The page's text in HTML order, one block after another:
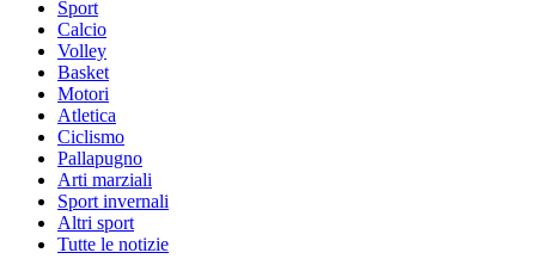
Sport
Calcio
Volley
Basket
Motori
Atletica
Ciclismo
Pallapugno
Arti marziali
Sport invernali
Altri sport
Tutte le notizie